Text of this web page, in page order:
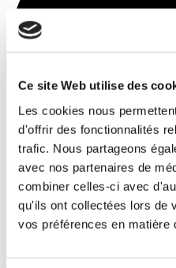
Ce site Web utilise des
Les cookies nous
d'offrir des fonctionnalités
trafic. Nous partageons
avec nos partenaires de
combiner celles-ci avec
qu'ils ont collectées lors de
vos préférences en matière